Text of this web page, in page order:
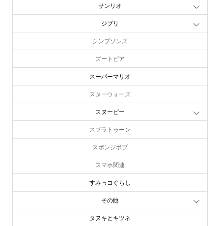
サンリオ
ジブリ
シンプソンズ
ズートピア
スーパーマリオ
スターウォーズ
スヌーピー
スプラトゥーン
スポンジボブ
スマホ関連
すみっコぐらし
その他
タヌキとキツネ
company info contact us